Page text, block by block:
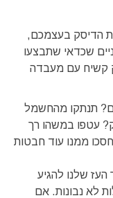
הדיסק בעצמכם,
שכדאי שתבצעו
קשיח עם מעבדה
תנתקו מהחשמל
עטפו במשהו רך
ממנו עוד חבטות
העז שלנו להגיע
לא נבונות. אם